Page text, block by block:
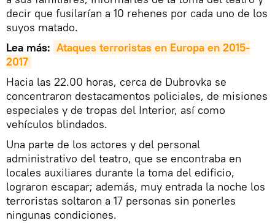
decir que fusilarían a 10 rehenes por cada uno de los
suyos matado.
Lea más: Ataques terroristas en Europa en 2015-
2017
Hacia las 22.00 horas, cerca de Dubrovka se
concentraron destacamentos policiales, de misiones
especiales y de tropas del Interior, así como
vehículos blindados.
Una parte de los actores y del personal
administrativo del teatro, que se encontraba en
locales auxiliares durante la toma del edificio,
lograron escapar; además, muy entrada la noche los
terroristas soltaron a 17 personas sin ponerles
ningunas condiciones.